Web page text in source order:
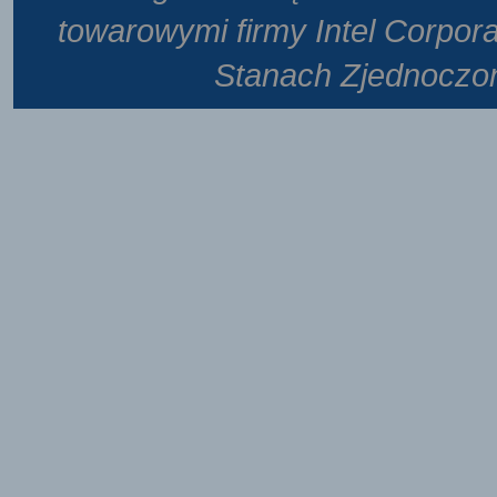
towarowymi firmy Intel
Stanach